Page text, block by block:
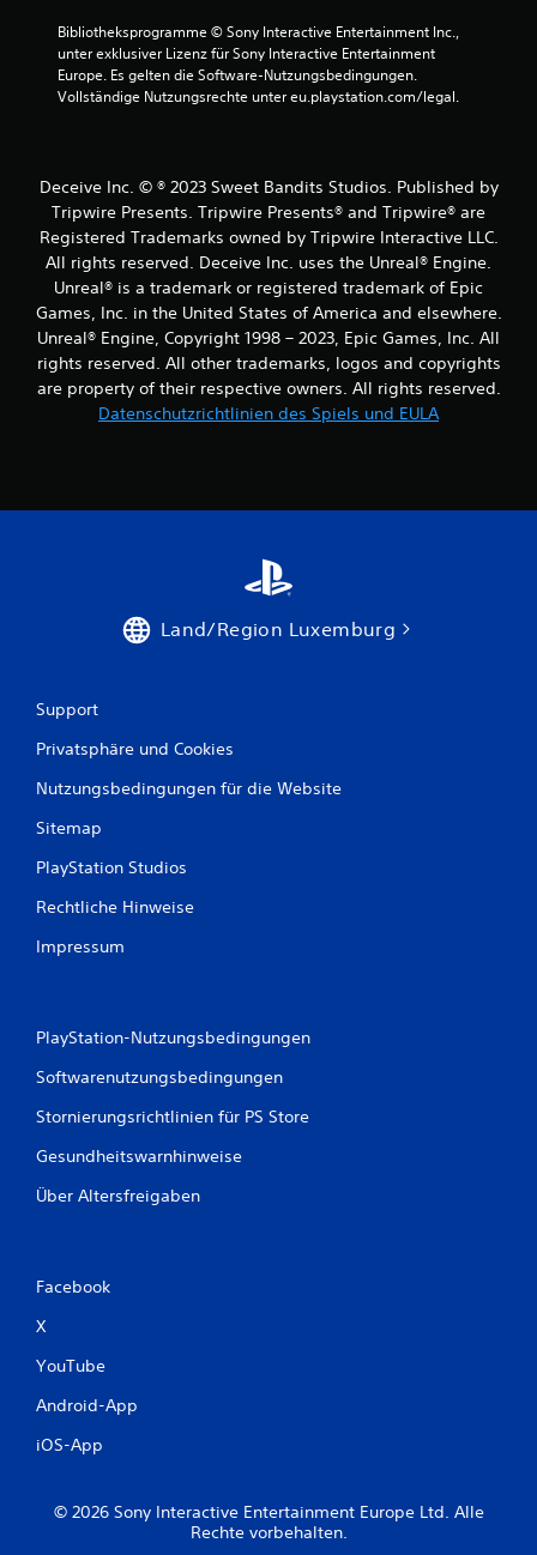
Bibliotheksprogramme © Sony Interactive Entertainment Inc.,
unter exklusiver Lizenz für Sony Interactive Entertainment
Europe. Es gelten die Software-Nutzungsbedingungen.
Vollständige Nutzungsrechte unter eu.playstation.com/legal.
Deceive Inc. © ® 2023 Sweet Bandits Studios. Published by
Tripwire Presents. Tripwire Presents® and Tripwire® are
Registered Trademarks owned by Tripwire Interactive LLC.
All rights reserved. Deceive Inc. uses the Unreal® Engine.
Unreal® is a trademark or registered trademark of Epic
Games, Inc. in the United States of America and elsewhere.
Unreal® Engine, Copyright 1998 – 2023, Epic Games, Inc. All
rights reserved. All other trademarks, logos and copyrights
are property of their respective owners. All rights reserved.
Datenschutzrichtlinien des Spiels und EULA
Land/Region Luxemburg
Support
Privatsphäre und Cookies
Nutzungsbedingungen für die Website
Sitemap
PlayStation Studios
Rechtliche Hinweise
Impressum
PlayStation-Nutzungsbedingungen
Softwarenutzungsbedingungen
Stornierungsrichtlinien für PS Store
Gesundheitswarnhinweise
Über Altersfreigaben
Facebook
X
YouTube
Android-App
iOS-App
© 2026 Sony Interactive Entertainment Europe Ltd. Alle
Rechte vorbehalten.